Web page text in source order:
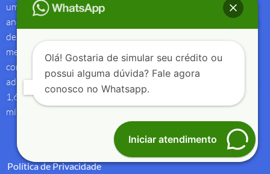
um empréstimo consignado de R$ 10.000,00 para ser pago 7
anos (84 meses) – 84 parcelas mensais de R$ 235,23 com taxa
de juros de 1,69% a.m. e CET de 22,23% a.a. Os valores
mencionados são simulações, podendo variar a partir das
condições no momento da contratação. Informações
adicionais sobre antecipação saque-aniversário: Taxa de juros
1,69% a.m e Custo Efetivo Total máximo de 1,92% a.m. e
mínimo de 1,88% a.m.
Política de Privacidade
Olá! Gostaria de simular seu crédito ou
possui alguma dúvida? Fale agora
conosco no Whatsapp.
Iniciar atendimento